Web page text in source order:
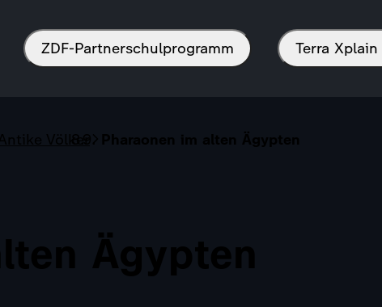
ZDF-Partnerschulprogramm Terra
Völker Pharaonen im alten Ägypten
Ägypten